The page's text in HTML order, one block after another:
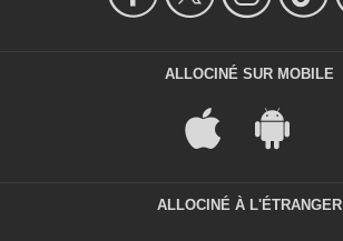
ALLOCINÉ SUR MOBILE
ALLOCINÉ À L'ÉTRANGER